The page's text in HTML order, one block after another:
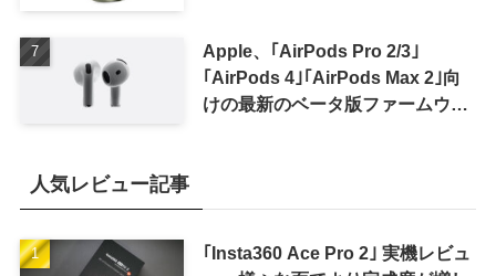
Apple、｢AirPods Pro 2/3｣
｢AirPods 4｣｢AirPods Max 2｣向
けの最新のベータ版ファームウェ
人気レビュー記事
｢Insta360 Ace Pro 2｣ 実機レビュ